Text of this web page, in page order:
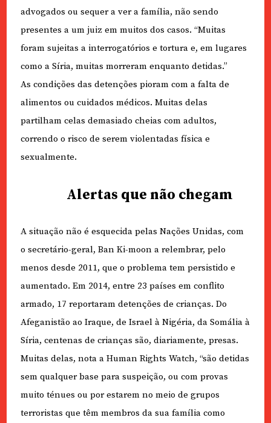
advogados ou sequer a ver a família, não sendo
presentes a um juiz em muitos dos casos. “Muitas
foram sujeitas a interrogatórios e tortura e, em lugares
como a Síria, muitas morreram enquanto detidas.”
As condições das detenções pioram com a falta de
alimentos ou cuidados médicos. Muitas delas
partilham celas demasiado cheias com adultos,
correndo o risco de serem violentadas física e
sexualmente.
Alertas que não chegam
A situação não é esquecida pelas Nações Unidas, com
o secretário-geral, Ban Ki-moon a relembrar, pelo
menos desde 2011, que o problema tem persistido e
aumentado. Em 2014, entre 23 países em conflito
armado, 17 reportaram detenções de crianças. Do
Afeganistão ao Iraque, de Israel à Nigéria, da Somália à
Síria, centenas de crianças são, diariamente, presas.
Muitas delas, nota a Human Rights Watch, “são detidas
sem qualquer base para suspeição, ou com provas
muito ténues ou por estarem no meio de grupos
terroristas que têm membros da sua família como